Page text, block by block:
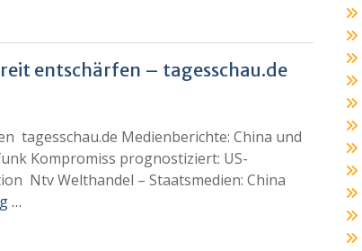
entschärfen – tagesschau.de
tagesschau.de Medienberichte: China und
Kompromiss prognostiziert: US-
Ntv Welthandel – Staatsmedien: China
…